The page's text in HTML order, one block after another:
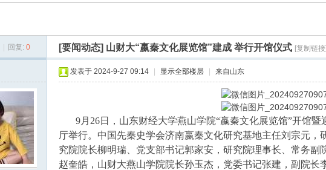
回复: 0 [要闻动态] 山财大“嬴秦文化展览馆”建成 举行开馆仪式 [复制链接]
发表于 2024-9-27 09:14 显示全部楼层 来自山东
9月26日，山东财经大学燕山学院“嬴秦文化展览馆”开馆暨
厅举行。中国先秦史学会济南嬴秦文化研究基地主任刘宗元
究院院长柳明瑞、党支部书记郭家安，研究院理事长、常务
赵奎皓，山财大燕山学院院长孙玉杰，党委书记张建，副院